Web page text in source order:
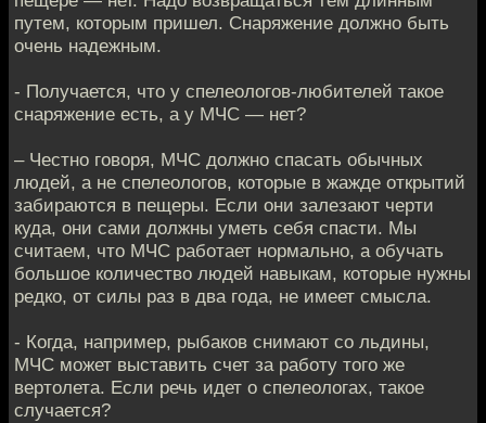
путем, которым пришел. Снаряжение должно быть
очень надежным.
- Получается, что у спелеологов-любителей такое
снаряжение есть, а у МЧС — нет?
– Честно говоря, МЧС должно спасать обычных
людей, а не спелеологов, которые в жажде открытий
забираются в пещеры. Если они залезают черти
куда, они сами должны уметь себя спасти. Мы
считаем, что МЧС работает нормально, а обучать
большое количество людей навыкам, которые нужны
редко, от силы раз в два года, не имеет смысла.
- Когда, например, рыбаков снимают со льдины,
МЧС может выставить счет за работу того же
вертолета. Если речь идет о спелеологах, такое
случается?